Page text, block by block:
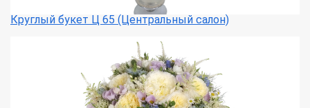
Круглый букет Ц 65 (Центральный салон)